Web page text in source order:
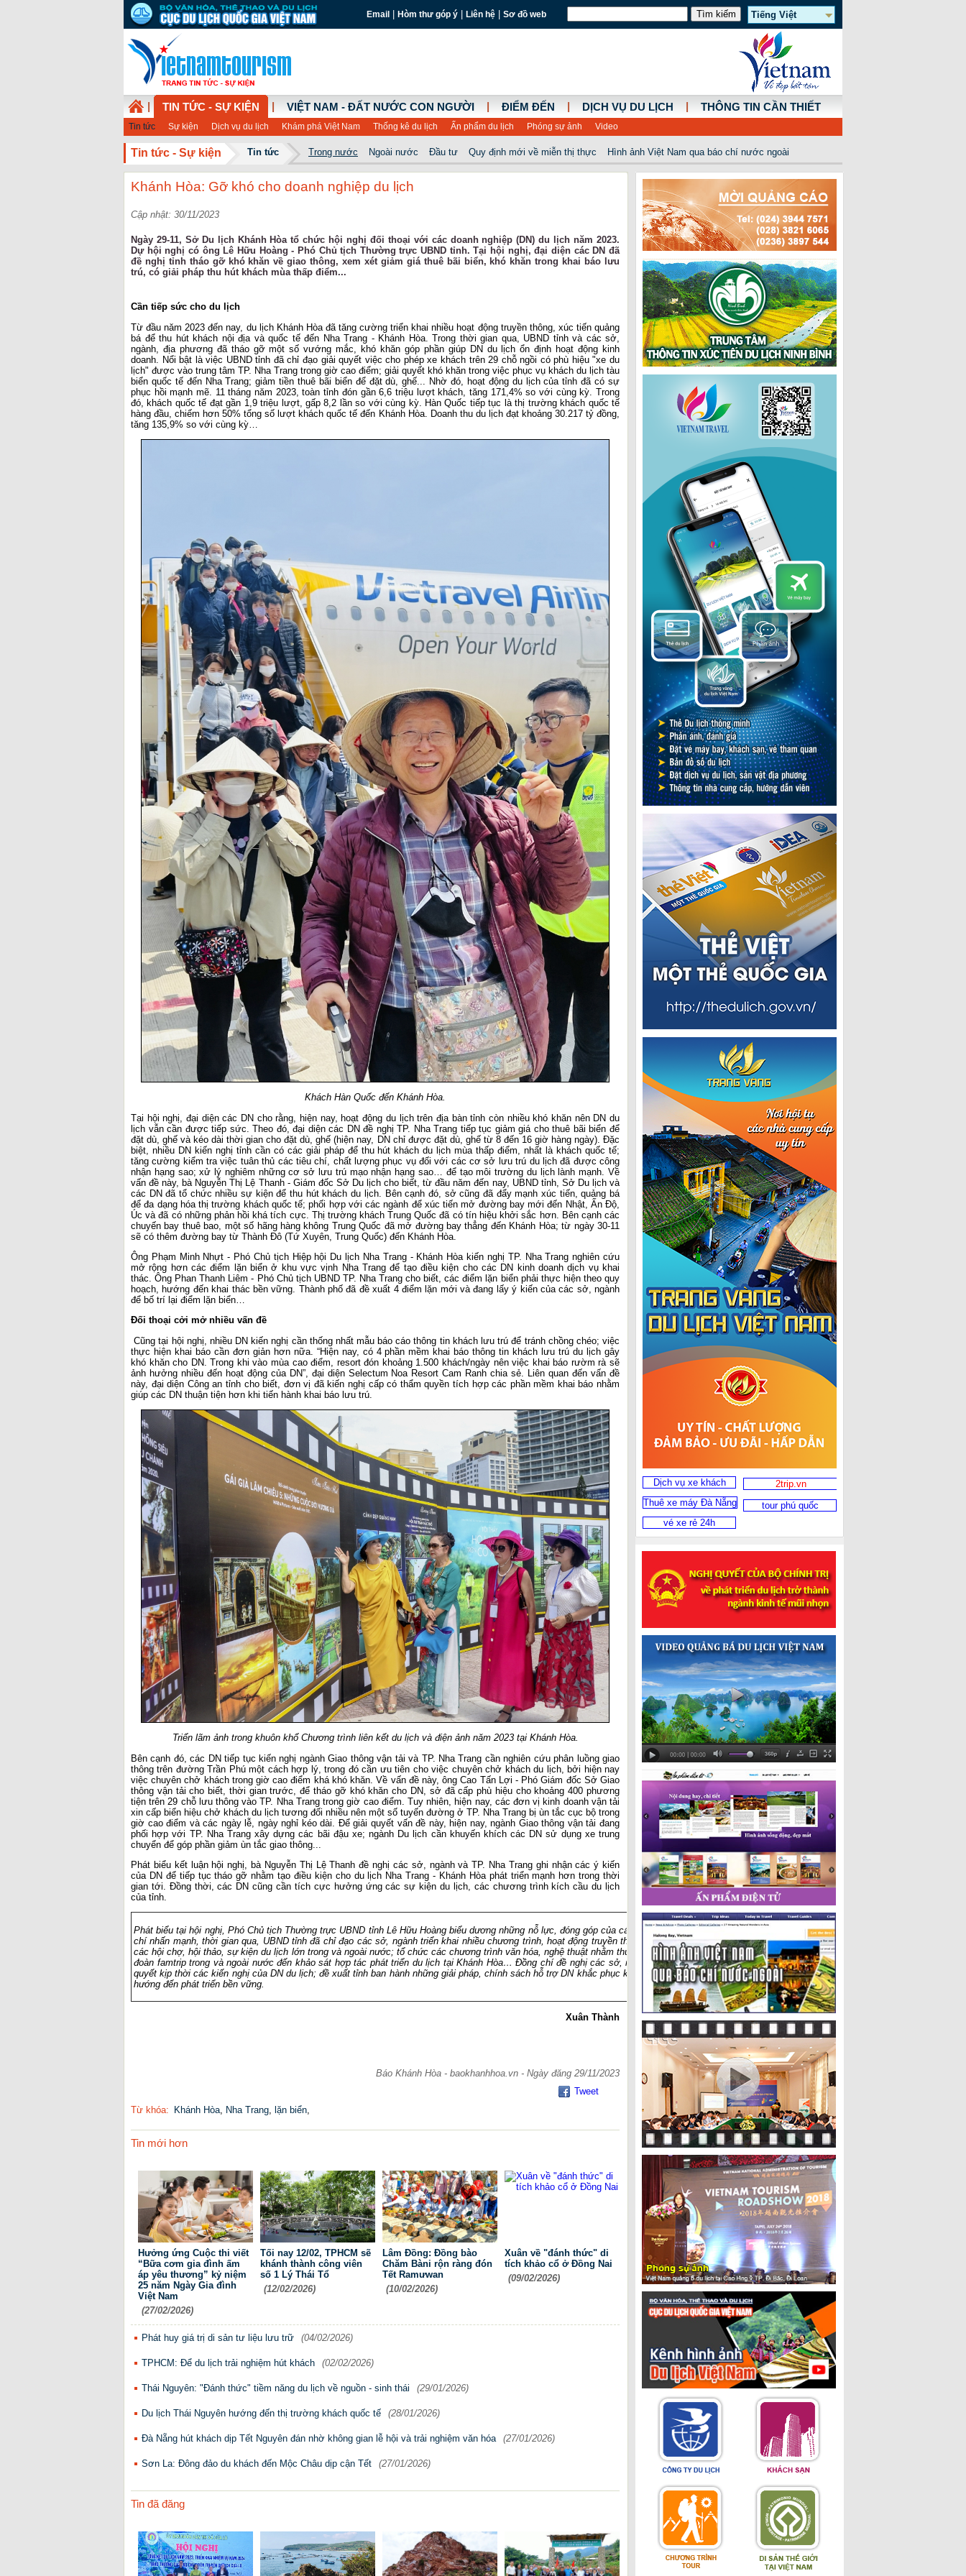
Email Hòm thư góp ý Liên hệ Sơ đồ web Tiếng Việt
TIN TỨC - SỰ KIỆN
Tin tức Sự kiện Dịch vụ du lịch Khám phá Việt Nam Thống kê du lịch Ấn phẩm du lịch Phóng sự ảnh Video
VIỆT NAM - ĐẤT NƯỚC CON NGƯỜI ĐIỂM ĐẾN DỊCH VỤ DU LỊCH THÔNG TIN CẦN THIẾT
Tin tức - Sự kiện Tin tức Trong nước Ngoài nước Đầu tư Quy định mới về miễn thị thực Hình ảnh Việt Nam qua báo chí nước ngoài
Khánh Hòa: Gỡ khó cho doanh nghiệp du lịch
Cập nhật: 30/11/2023
Ngày 29-11, Sở Du lịch Khánh Hòa tổ chức hội nghị đối thoại với các doanh nghiệp (DN) du lịch năm 2023.
Dự hội nghị có ông Lê Hữu Hoàng - Phó Chủ tịch Thường trực UBND tỉnh. Tại hội nghị, đại diện các DN đã
đề nghị tỉnh tháo gỡ khó khăn về giao thông, xem xét giảm giá thuê bãi biển, khó khăn trong khai báo lưu
trú, có giải pháp thu hút khách mùa thấp điểm...
Cần tiếp sức cho du lịch
Từ đầu năm 2023 đến nay, du lịch Khánh Hòa đã tăng cường triển khai nhiều hoạt động truyền thông, xúc tiến quảng
bá để thu hút khách nội địa và quốc tế đến Nha Trang - Khánh Hòa. Trong thời gian qua, UBND tỉnh và các sở,
ngành, địa phương đã tháo gỡ một số vướng mắc, khó khăn góp phần giúp DN du lịch ổn định hoạt động kinh
doanh. Nổi bật là việc UBND tỉnh đã chỉ đạo giải quyết việc cho phép xe khách trên 29 chỗ ngồi có phù hiệu "xe du
lịch" được vào trung tâm TP. Nha Trang trong giờ cao điểm; giải quyết khó khăn trong việc phục vụ khách du lịch tàu
biển quốc tế đến Nha Trang; giảm tiền thuê bãi biển để đặt dù, ghế... Nhờ đó, hoạt động du lịch của tỉnh đã có sự
phục hồi mạnh mẽ. 11 tháng năm 2023, toàn tỉnh đón gần 6,6 triệu lượt khách, tăng 171,4% so với cùng kỳ. Trong
đó, khách quốc tế đạt gần 1,9 triệu lượt, gấp 8,2 lần so với cùng kỳ. Hàn Quốc tiếp tục là thị trường khách quốc tế
hàng đầu, chiếm hơn 50% tổng số lượt khách quốc tế đến Khánh Hòa. Doanh thu du lịch đạt khoảng 30.217 tỷ đồng,
tăng 135,9% so với cùng kỳ…
Khách Hàn Quốc đến Khánh Hòa.
Tại hội nghị, đại diện các DN cho rằng, hiện nay, hoạt động du lịch trên địa bàn tỉnh còn nhiều khó khăn nên DN du
lịch vẫn cần được tiếp sức. Theo đó, đại diện các DN đề nghị TP. Nha Trang tiếp tục giảm giá cho thuê bãi biển để
đặt dù, ghế và kéo dài thời gian cho đặt dù, ghế (hiện nay, DN chỉ được đặt dù, ghế từ 8 đến 16 giờ hàng ngày). Đặc
biệt, nhiều DN kiến nghị tỉnh cần có các giải pháp để thu hút khách du lịch mùa thấp điểm, nhất là khách quốc tế;
tăng cường kiểm tra việc tuân thủ các tiêu chí, chất lượng phục vụ đối với các cơ sở lưu trú du lịch đã được công
nhận hạng sao; xử lý nghiêm những cơ sở lưu trú mạo nhận hạng sao… để tạo môi trường du lịch lành mạnh. Về
vấn đề này, bà Nguyễn Thị Lệ Thanh - Giám đốc Sở Du lịch cho biết, từ đầu năm đến nay, UBND tỉnh, Sở Du lịch và
các DN đã tổ chức nhiều sự kiện để thu hút khách du lịch. Bên cạnh đó, sở cũng đã đẩy mạnh xúc tiến, quảng bá
để đa dạng hóa thị trường khách quốc tế; phối hợp với các ngành để xúc tiến mở đường bay mới đến Nhật, Ấn Độ,
Úc và đã có những phản hồi khá tích cực. Thị trường khách Trung Quốc đã có tín hiệu khởi sắc hơn. Bên cạnh các
chuyến bay thuê bao, một số hãng hàng không Trung Quốc đã mở đường bay thẳng đến Khánh Hòa; từ ngày 30-11
sẽ có thêm đường bay từ Thành Đô (Tứ Xuyên, Trung Quốc) đến Khánh Hòa.
Ông Phạm Minh Nhựt - Phó Chủ tịch Hiệp hội Du lịch Nha Trang - Khánh Hòa kiến nghị TP. Nha Trang nghiên cứu
mở rộng hơn các điểm lặn biển ở khu vực vịnh Nha Trang để tạo điều kiện cho các DN kinh doanh dịch vụ khai
thác. Ông Phan Thanh Liêm - Phó Chủ tịch UBND TP. Nha Trang cho biết, các điểm lặn biển phải thực hiện theo quy
hoạch, hướng đến khai thác bền vững. Thành phố đã đề xuất 4 điểm lặn mới và đang lấy ý kiến của các sở, ngành
để bố trí lại điểm lặn biển…
Đối thoại cởi mở nhiều vấn đề
Cũng tại hội nghị, nhiều DN kiến nghị cần thống nhất mẫu báo cáo thông tin khách lưu trú để tránh chồng chéo; việc
thực hiện khai báo cần đơn giản hơn nữa. “Hiện nay, có 4 phần mềm khai báo thông tin khách lưu trú du lịch gây
khó khăn cho DN. Trong khi vào mùa cao điểm, resort đón khoảng 1.500 khách/ngày nên việc khai báo rườm rà sẽ
ảnh hưởng nhiều đến hoạt động của DN”, đại diện Selectum Noa Resort Cam Ranh chia sẻ. Liên quan đến vấn đề
này, đại diện Công an tỉnh cho biết, đơn vị đã kiến nghị cấp có thẩm quyền tích hợp các phần mềm khai báo nhằm
giúp các DN thuận tiện hơn khi tiến hành khai báo lưu trú.
Triển lãm ảnh trong khuôn khổ Chương trình liên kết du lịch và điện ảnh năm 2023 tại Khánh Hòa.
Bên cạnh đó, các DN tiếp tục kiến nghị ngành Giao thông vận tải và TP. Nha Trang cần nghiên cứu phân luồng giao
thông trên đường Trần Phú một cách hợp lý, trong đó cần ưu tiên cho việc chuyên chở khách du lịch, bởi hiện nay
việc chuyên chở khách trong giờ cao điểm khá khó khăn. Về vấn đề này, ông Cao Tấn Lợi - Phó Giám đốc Sở Giao
thông vận tải cho biết, thời gian trước, để tháo gỡ khó khăn cho DN, sở đã cấp phù hiệu cho khoảng 400 phương
tiện trên 29 chỗ lưu thông vào TP. Nha Trang trong giờ cao điểm. Tuy nhiên, hiện nay, các đơn vị kinh doanh vận tải
xin cấp biển hiệu chở khách du lịch tương đối nhiều nên một số tuyến đường ở TP. Nha Trang bị ùn tắc cục bộ trong
giờ cao điểm và các ngày lễ, ngày nghỉ kéo dài. Để giải quyết vấn đề này, hiện nay, ngành Giao thông vận tải đang
phối hợp với TP. Nha Trang xây dựng các bãi đậu xe; ngành Du lịch cần khuyến khích các DN sử dụng xe trung
chuyển để góp phần giảm ùn tắc giao thông...
Phát biểu kết luận hội nghị, bà Nguyễn Thị Lệ Thanh đề nghị các sở, ngành và TP. Nha Trang ghi nhận các ý kiến
của DN để tiếp tục tháo gỡ nhằm tạo điều kiện cho du lịch Nha Trang - Khánh Hòa phát triển mạnh hơn trong thời
gian tới. Đồng thời, các DN cũng cần tích cực hưởng ứng các sự kiện du lịch, các chương trình kích cầu du lịch
của tỉnh.
Phát biểu tại hội nghị, Phó Chủ tịch Thường trực UBND tỉnh Lê Hữu Hoàng biểu dương những nỗ lực, đóng góp của các DN đối với sự phát triển của ngành Du lịch tỉnh. Đồng
chí nhấn mạnh, thời gian qua, UBND tỉnh đã chỉ đạo các sở, ngành triển khai nhiều chương trình, hoạt động truyền thông, xúc tiến quảng bá các điểm tham quan, du lịch tại
các hội chợ, hội thảo, sự kiện du lịch lớn trong và ngoài nước; tổ chức các chương trình văn hóa, nghệ thuật nhằm thu hút du khách đến tham quan, trải nghiệm; đón tiếp các
đoàn famtrip trong và ngoài nước đến khảo sát hợp tác phát triển du lịch tại Khánh Hòa… Đồng chí đề nghị các sở, ngành, địa phương lắng nghe, tiếp nhận và xem xét giải
quyết kịp thời các kiến nghị của DN du lịch; đề xuất tỉnh ban hành những giải pháp, chính sách hỗ trợ DN khắc phục khó khăn, phục hồi và phát triển sản xuất, kinh doanh để
hướng đến phát triển bền vững.
Xuân Thành
Báo Khánh Hòa - baokhanhhoa.vn - Ngày đăng 29/11/2023
Tweet
Từ khóa:
Khánh Hòa Nha Trang lặn biển
Tin mới hơn
Hưởng ứng Cuộc thi viết
“Bữa cơm gia đình ấm
áp yêu thương” kỷ niệm
25 năm Ngày Gia đình
Việt Nam
(27/02/2026)
Tối nay 12/02, TPHCM sẽ
khánh thành công viên
số 1 Lý Thái Tổ
(12/02/2026)
Lâm Đồng: Đồng bào
Chăm Bàni rộn ràng đón
Tết Ramưwan
(10/02/2026)
Xuân về "đánh thức" di
tích khảo cổ ở Ðồng Nai
(09/02/2026)
Phát huy giá trị di sản tư liệu lưu trữ (04/02/2026)
TPHCM: Để du lịch trải nghiệm hút khách (02/02/2026)
Thái Nguyên: "Đánh thức" tiềm năng du lịch về nguồn - sinh thái (29/01/2026)
Du lịch Thái Nguyên hướng đến thị trường khách quốc tế (28/01/2026)
Đà Nẵng hút khách dịp Tết Nguyên đán nhờ không gian lễ hội và trải nghiệm văn hóa (27/01/2026)
Sơn La: Đông đảo du khách đến Mộc Châu dịp cận Tết (27/01/2026)
Tin đã đăng
Dịch vụ xe khách
2trip.vn
Thuê xe máy Đà Nẵng
tour phú quốc
vé xe rẻ 24h